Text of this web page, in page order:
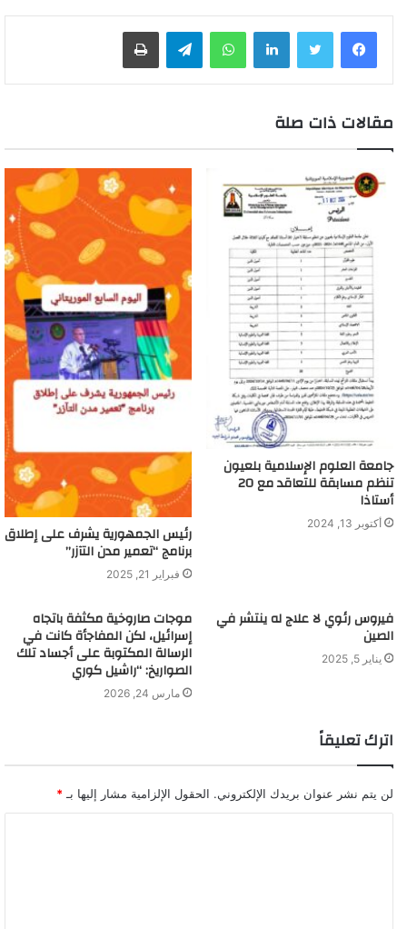
لينكدإن واتساب
مقالات ذات صلة
جامعة العلوم الإسلامية بلعيون
تنظم مسابقة للتعاقد مع 20
أستاذا
أكتوبر 13, 2024 رئيس الجمهورية يشرف على إطلاق
برنامج “تعمير مدن التآزر”
فبراير 21, 2025
فيروس رئوي لا علاج له ينتشر في
الصين
يناير 5, 2025
موجات صاروخية مكثفة باتجاه
إسرائيل، لكن المفاجأة كانت في
الرسالة المكتوبة على أجساد تلك
الصواريخ: “راشيل كوري
مارس 24, 2026
اترك تعليقاً
لن يتم نشر عنوان بريدك الإلكتروني. الحقول الإلزامية مشار إليها بـ *